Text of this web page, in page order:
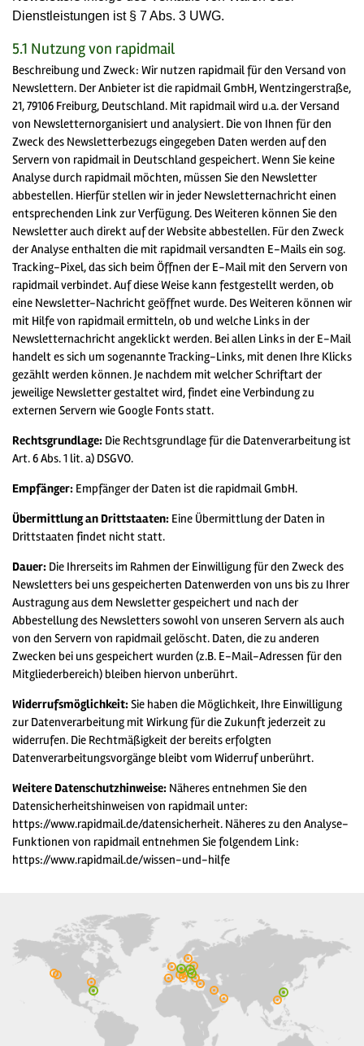
Dienstleistungen ist § 7 Abs. 3 UWG.
5.1 Nutzung von rapidmail
Beschreibung und Zweck: Wir nutzen rapidmail für den Versand von
Newslettern. Der Anbieter ist die rapidmail GmbH, Wentzingerstraße,
21, 79106 Freiburg, Deutschland. Mit rapidmail wird u.a. der Versand
von Newsletternorganisiert und analysiert. Die von Ihnen für den
Zweck des Newsletterbezugs eingegeben Daten werden auf den
Servern von rapidmail in Deutschland gespeichert. Wenn Sie keine
Analyse durch rapidmail möchten, müssen Sie den Newsletter
abbestellen. Hierfür stellen wir in jeder Newsletternachricht einen
entsprechenden Link zur Verfügung. Des Weiteren können Sie den
Newsletter auch direkt auf der Website abbestellen. Für den Zweck
der Analyse enthalten die mit rapidmail versandten E-Mails ein sog.
Tracking-Pixel, das sich beim Öffnen der E-Mail mit den Servern von
rapidmail verbindet. Auf diese Weise kann festgestellt werden, ob
eine Newsletter-Nachricht geöffnet wurde. Des Weiteren können wir
mit Hilfe von rapidmail ermitteln, ob und welche Links in der
Newsletternachricht angeklickt werden. Bei allen Links in der E-Mail
handelt es sich um sogenannte Tracking-Links, mit denen Ihre Klicks
gezählt werden können. Je nachdem mit welcher Schriftart der
jeweilige Newsletter gestaltet wird, findet eine Verbindung zu
externen Servern wie Google Fonts statt.
Rechtsgrundlage: Die Rechtsgrundlage für die Datenverarbeitung ist
Art. 6 Abs. 1 lit. a) DSGVO.
Empfänger: Empfänger der Daten ist die rapidmail GmbH.
Übermittlung an Drittstaaten: Eine Übermittlung der Daten in
Drittstaaten findet nicht statt.
Dauer: Die Ihrerseits im Rahmen der Einwilligung für den Zweck des
Newsletters bei uns gespeicherten Datenwerden von uns bis zu Ihrer
Austragung aus dem Newsletter gespeichert und nach der
Abbestellung des Newsletters sowohl von unseren Servern als auch
von den Servern von rapidmail gelöscht. Daten, die zu anderen
Zwecken bei uns gespeichert wurden (z.B. E-Mail-Adressen für den
Mitgliederbereich) bleiben hiervon unberührt.
Widerrufsmöglichkeit:Sie haben die Möglichkeit, Ihre Einwilligung
zur Datenverarbeitung mit Wirkung für die Zukunft jederzeit zu
widerrufen. Die Rechtmäßigkeit der bereits erfolgten
Datenverarbeitungsvorgänge bleibt vom Widerruf unberührt.
Weitere Datenschutzhinweise: Näheres entnehmen Sie den
Datensicherheitshinweisen von rapidmail unter:
https://www.rapidmail.de/datensicherheit. Näheres zu den Analyse-
Funktionen von rapidmail entnehmen Sie folgendem Link:
https://www.rapidmail.de/wissen-und-hilfe